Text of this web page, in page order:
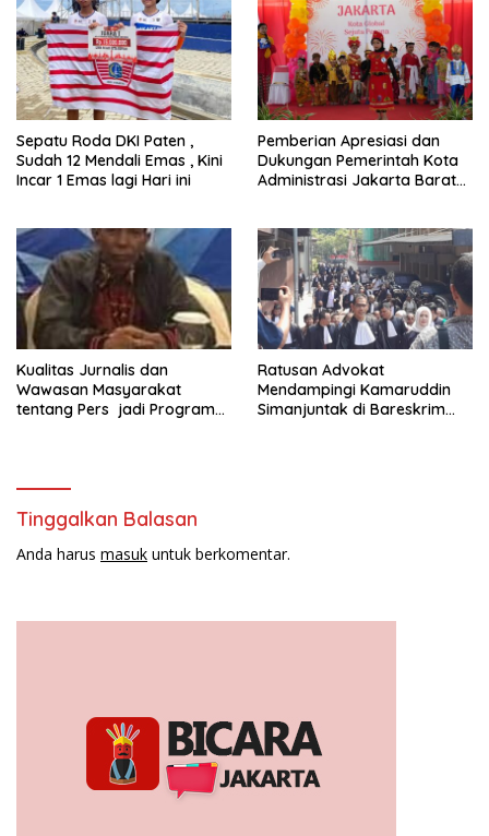
Sepatu Roda DKI Paten ,
Sudah 12 Mendali Emas , Kini
Incar 1 Emas lagi Hari ini
Pemberian Apresiasi dan
Dukungan Pemerintah Kota
Administrasi Jakarta Barat
Jelajah Sahabat Perempuan
dan Anak ( SAPA )
Kualitas Jurnalis dan
Wawasan Masyarakat
tentang Pers jadi Program
Ratusan Advokat
Mendampingi Kamaruddin
Simanjuntak di Bareskrim
Tinggalkan Balasan
Anda harus masuk untuk berkomentar.